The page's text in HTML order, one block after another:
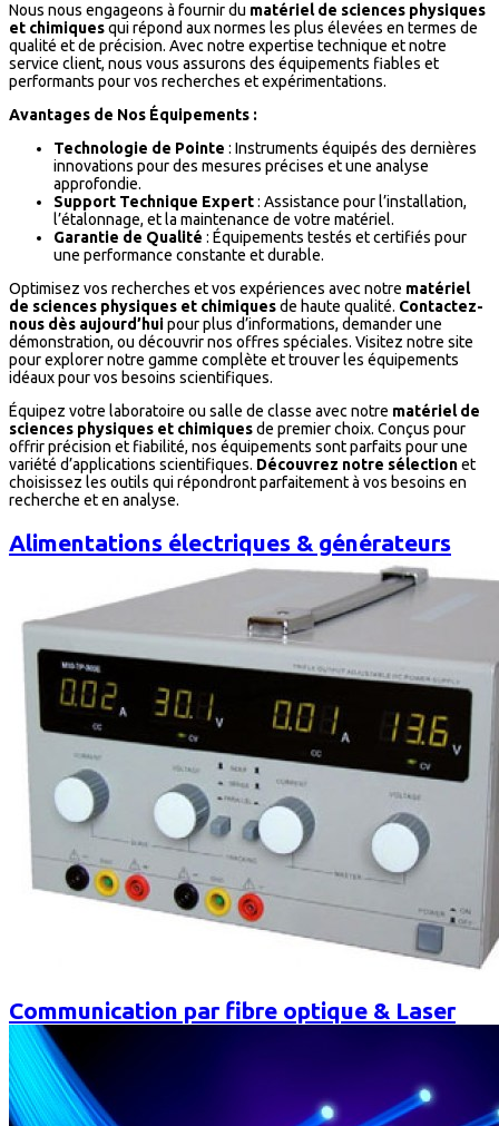
Nous nous engageons à fournir du matériel de sciences physiques
et chimiquesqui répond aux normes les plus élevées en termes de
qualité et de précision. Avec notre expertise technique et notre
service client, nous vous assurons des équipements fiables et
performants pour vos recherches et expérimentations.
Avantages de Nos Équipements :
Technologie de Pointe : Instruments équipés des dernières
innovations pour des mesures précises et une analyse
approfondie.
Support Technique Expert: Assistance pour l’installation,
l’étalonnage, et la maintenance de votre matériel.
Garantie de Qualité : Équipements testés et certifiés pour
une performance constante et durable.
Optimisez vos recherches et vos expériences avec notre matériel
de sciences physiques et chimiquesde haute qualité. Contactez-
nous dès aujourd’huipour plus d’informations, demander une
démonstration, ou découvrir nos offres spéciales. Visitez notre site
pour explorer notre gamme complète et trouver les équipements
idéaux pour vos besoins scientifiques.
Équipez votre laboratoire ou salle de classe avec notre matériel de
sciences physiques et chimiquesde premier choix. Conçus pour
offrir précision et fiabilité, nos équipements sont parfaits pour une
variété d’applications scientifiques. Découvrez notre sélectionet
choisissez les outils qui répondront parfaitement à vos besoins en
recherche et en analyse.
Alimentations électriques & générateurs
Communication par fibre optique & Laser